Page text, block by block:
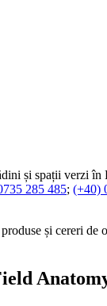
și spații verzi în
285 485; (+40)
și cereri de